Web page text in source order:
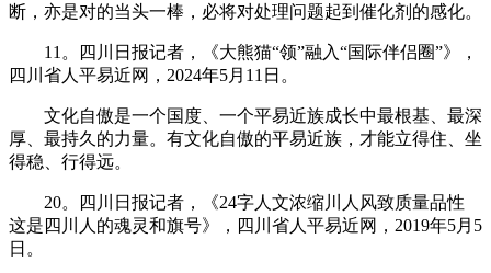
断，亦是对的当头一棒，必将对处理问题起到催化剂的感化。
11。四川日报记者，《大熊猫“领”融入“国际伴侣圈”》，
四川省人平易近网，2024年5月11日。
文化自傲是一个国度、一个平易近族成长中最根基、最深
厚、最持久的力量。有文化自傲的平易近族，才能立得住、坐
得稳、行得远。
20。四川日报记者，《24字人文浓缩川人风致质量品性
这是四川人的魂灵和旗号》，四川省人平易近网，2019年5月5
日。